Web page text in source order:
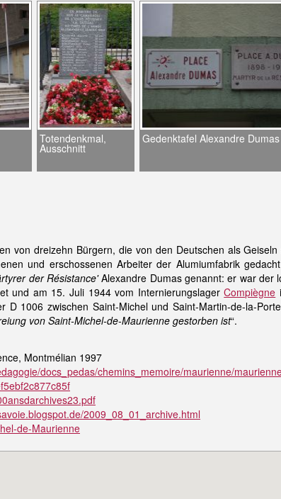
Totendenkmal,
Ausschnitt
Gedenktafel Alexandre Dumas
von dreizehn Bürgern, die von den Deutschen als
und erschossenen Arbeiter der Alumiumfabrik
der Résistance'Alexandre Dumas genannt: er war der
und am 15. Juli 1944 vom InternierungslagerCompiègne
D 1006 zwischen Saint-Michel und Saint-Martin-de-la-
von Saint-Michel-de-Maurienne gestorben ist“.
Montmélian 1997
docs_pedas/chemins_memoire/maurienne/
2009_08_01_archive.html
de-Maurienne